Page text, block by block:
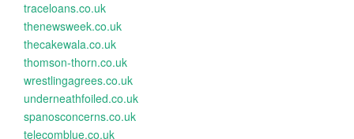
traceloans.co.uk
thenewsweek.co.uk
thecakewala.co.uk
thomson-thorn.co.uk
wrestlingagrees.co.uk
underneathfoiled.co.uk
spanosconcerns.co.uk
telecomblue.co.uk